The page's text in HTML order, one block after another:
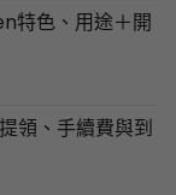
特色、用途＋開
領、手續費與到